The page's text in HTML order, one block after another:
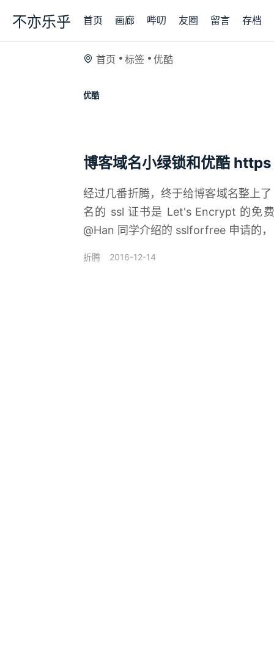
不亦乐乎 首页 画廊 哔叨 友圈 留言 存档
首页 标签 优酷
优酷
博客域名小绿锁和优酷
经过几番折腾，终于给博客域名整上
名的 ssl 证书是 Let's Encrypt 的免
@Han 同学介绍的 sslforfree 申请的
折腾 2016-12-14